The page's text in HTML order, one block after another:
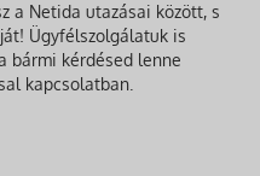
a Netida utazásai között, s
Ügyfélszolgálatuk is
bármi kérdésed lenne
kapcsolatban.